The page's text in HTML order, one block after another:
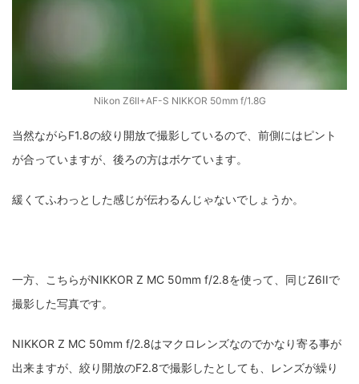
Nikon Z6II+AF-S NIKKOR 50mm f/1.8G
当然ながらF1.8の絞り開放で撮影しているので、前側にはピント
が合っていますが、後ろの方はボケています。
緩くてふわっとした感じが伝わるんじゃないでしょうか。
一方、こちらがNIKKOR Z MC 50mm f/2.8を使って、同じZ6IIで
撮影した写真です。
NIKKOR Z MC 50mm f/2.8はマクロレンズなのでかなり寄る事が
出来ますが、絞り開放のF2.8で撮影したとしても、レンズが繰り